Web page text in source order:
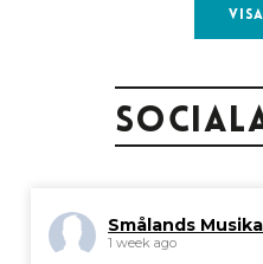
Smålands
1 week ago